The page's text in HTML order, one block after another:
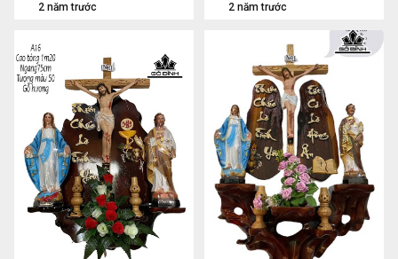
2 năm trước 2 năm trước